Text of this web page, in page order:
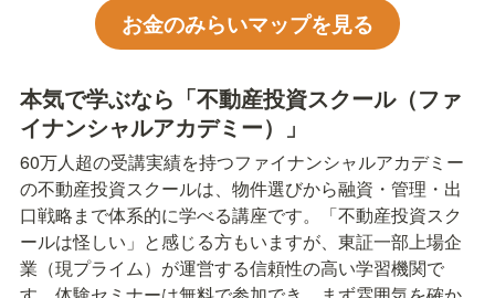
お金のみらいマップを見る
本気で学ぶなら「不動産投資スクール（ファ
イナンシャルアカデミー）」
60万人超の受講実績を持つファイナンシャルアカデミー
の不動産投資スクールは、物件選びから融資・管理・出
口戦略まで体系的に学べる講座です。「不動産投資スク
ールは怪しい」と感じる方もいますが、東証一部上場企
業（現プライム）が運営する信頼性の高い学習機関で